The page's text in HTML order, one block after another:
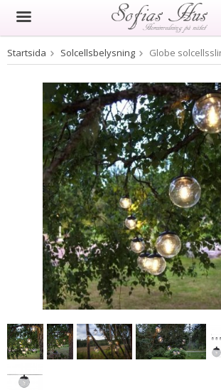
Produkten har blivit tillagd i
Startsida Solcellsbelysning Globe